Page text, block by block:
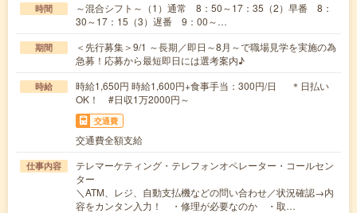
時間
～混合シフト～（1）通常 8：50～17：35（2）早番 8：
30～17：15（3）遅番 9：00～…
期間
＜先行募集＞9/1 ～長期／即日～8月～で職場見学を実施の為
急募！応募から最短即日には選考案内♪
時給
時給1,650円 時給1,600円+食事手当：300円/日 ＊日払い
OK！ #日収1万2000円～
交通費
交通費全額支給
仕事内容
テレマーケティング・テレフォンオペレーター・コールセン
ター
＼ATM、レジ、自動支払機などの問い合わせ／状況確認→内
容をカンタン入力！ ・修理が必要なのか ・取…